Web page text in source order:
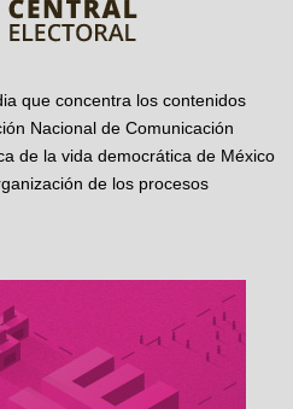
que concentra los contenidos
Nacional de Comunicación
de la vida democrática de México
de los procesos